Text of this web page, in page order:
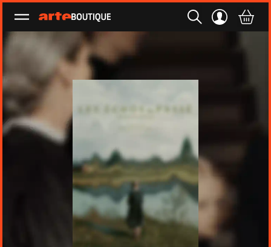
Ouvrir le menu